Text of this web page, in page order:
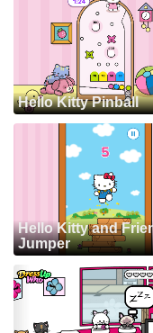
Hello Kitty Pinball
Hello Kitty and
Jumper